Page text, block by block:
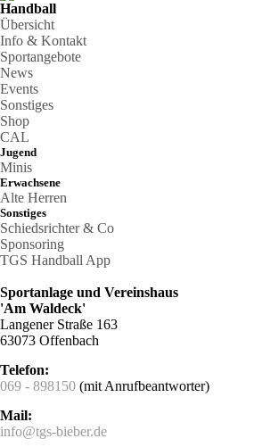
Handball
Übersicht
Info & Kontakt
Sportangebote
News
Events
Sonstiges
Shop
CAL
Jugend
Minis
Erwachsene
Alte Herren
Sonstiges
Schiedsrichter & Co
Sponsoring
TGS Handball App
Sportanlage und Vereinshaus
'Am Waldeck'
Langener Straße 163
63073 Offenbach
Telefon:
069 - 898150 (mit Anrufbeantworter)
Mail:
info@tgs-bieber.de